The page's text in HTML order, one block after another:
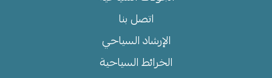
اتصل بنا
الإرشاد السياحي
الخرائط السياحية